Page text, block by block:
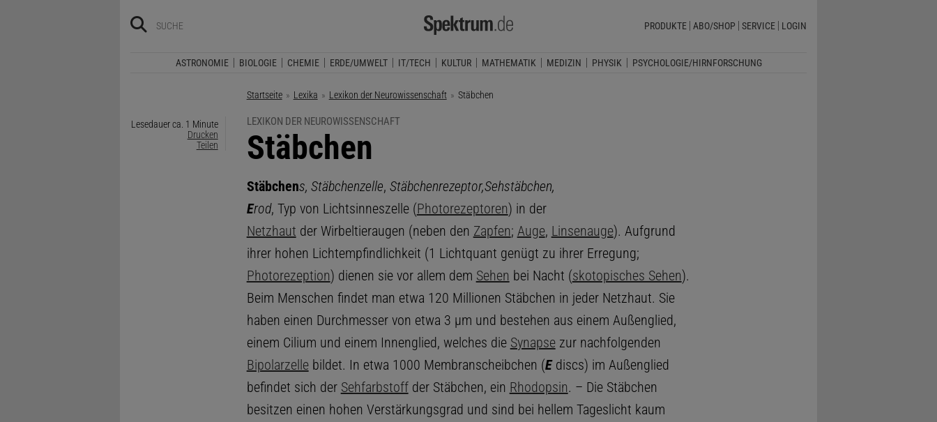
PRODUKTE ABO/SHOP SERVICE LOGIN
ASTRONOMIE BIOLOGIE CHEMIE ERDE/UMWELT IT/TECH KULTUR MATHEMATIK MEDIZIN PHYSIK PSYCHOLOGIE/HIRNFORSCHUNG
Startseite Lexika Lexikon der Neurowissenschaft Aktuelle Seite:
Stäbchen
Lesedauer ca. 1 Minute
Drucken
Teilen
LEXIKON DER NEUROWISSENSCHAFT
:
Stäbchen
Stäbchens, Stäbchenzelle, Stäbchenrezeptor,Sehstäbchen,
Erod, Typ von Lichtsinneszelle (Photorezeptoren) in der
Netzhaut der Wirbeltieraugen (neben den Zapfen; Auge, Linsenauge). Aufgrund
ihrer hohen Lichtempfindlichkeit (1 Lichtquant genügt zu ihrer Erregung;
Photorezeption) dienen sie vor allem dem Sehen bei Nacht (skotopisches Sehen).
Beim Menschen findet man etwa 120 Millionen Stäbchen in jeder Netzhaut. Sie
haben einen Durchmesser von etwa 3 μm und bestehen aus einem Außenglied,
einem Cilium und einem Innenglied, welches die Synapsezur nachfolgenden
Bipolarzellebildet. In etwa 1000 Membranscheibchen (Ediscs) im Außenglied
befindet sich der Sehfarbstoffder Stäbchen, ein Rhodopsin. – Die Stäbchen
besitzen einen hohen Verstärkungsgrad und sind bei hellem Tageslicht kaum